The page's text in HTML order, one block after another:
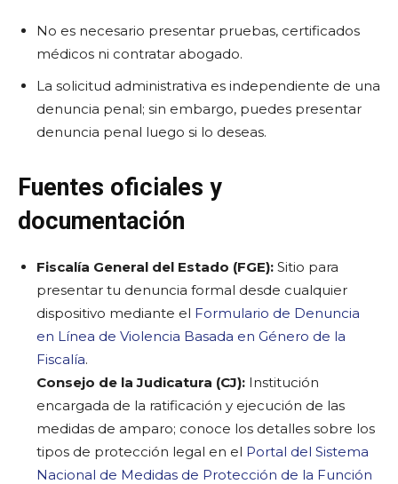
No es necesario presentar pruebas, certificados
médicos ni contratar abogado.
La solicitud administrativa es independiente de una
denuncia penal; sin embargo, puedes presentar
denuncia penal luego si lo deseas.
Fuentes oficiales y
documentación
Fiscalía General del Estado (FGE): Sitio para
presentar tu denuncia formal desde cualquier
dispositivo mediante el Formulario de Denuncia
en Línea de Violencia Basada en Género de la
Fiscalía.
Consejo de la Judicatura (CJ): Institución
encargada de la ratificación y ejecución de las
medidas de amparo; conoce los detalles sobre los
tipos de protección legal en el Portal del Sistema
Nacional de Medidas de Protección de la Función